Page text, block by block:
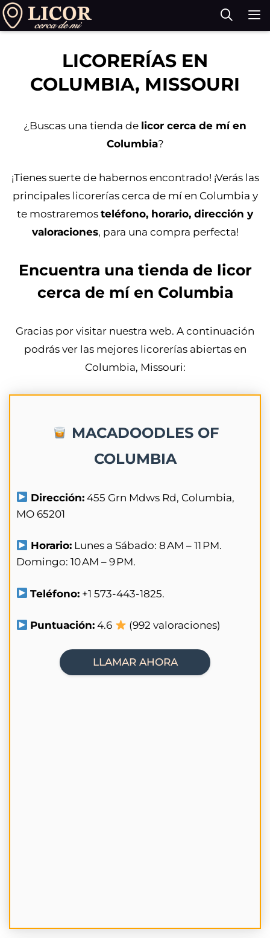
Saltar
al
LICORERÍAS EN
COLUMBIA, MISSOURI
¿Buscas una tienda de licor cerca de mí en
Columbia?
¡Tienes suerte de habernos encontrado! ¡Verás las
principales licorerías cerca de mí en Columbia y
te mostraremos teléfono, horario, dirección y
valoraciones, para una compra perfecta!
Encuentra una tienda de licor
cerca de mí en Columbia
Gracias por visitar nuestra web. A continuación
podrás ver las mejores licorerías abiertas en
Columbia, Missouri:
MACADOODLES OF
COLUMBIA
Dirección: 455 Grn Mdws Rd, Columbia,
MO 65201
Horario: Lunes a Sábado: 8 AM – 11 PM.
Domingo: 10 AM – 9 PM.
Teléfono: +1 573-443-1825.
Puntuación: 4.6 (992 valoraciones)
LLAMAR AHORA